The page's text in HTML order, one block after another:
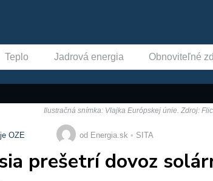
Teplo Jadrová energia Obnoviteľné
Ilustračná snímka: Vlajka Európskej únie. Zdroj:
OZE od Energia.sk SITA
prešetrí dovoz